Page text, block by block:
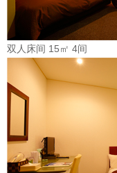
双人床间 15㎡ 4间